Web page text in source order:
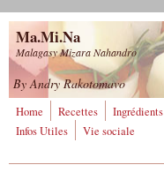
Aller au contenu principal
Ma.Mi.Na
Malagasy Mizara Nahandro
By Andry Rakotomavo
Home Recettes Ingrédients
Infos Utiles
Vie sociale